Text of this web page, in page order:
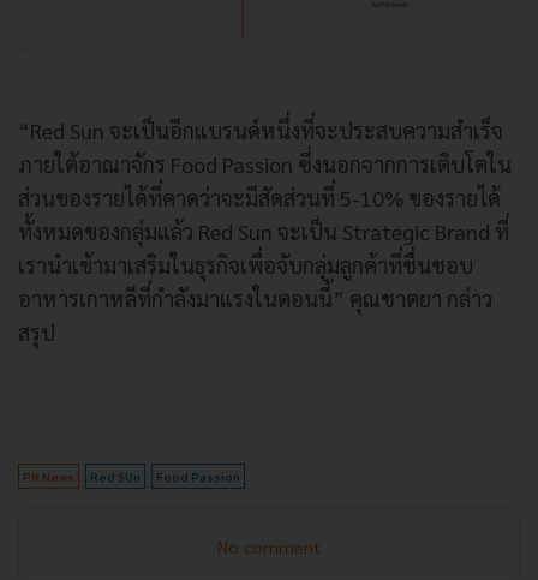
“Red Sun จะเป็นอีกแบรนด์หนึ่งที่จะประสบความสำเร็จ
ภายใต้อาณาจักร Food Passion ซึ่งนอกจากการเติบโตใน
ส่วนของรายได้ที่คาดว่าจะมีสัดส่วนที่ 5-10% ของรายได้
ทั้งหมดของกลุ่มแล้ว Red Sun จะเป็น Strategic Brand ที่
เรานำเข้ามาเสริมในธุรกิจเพื่อจับกลุ่มลูกค้าที่ชื่นชอบ
อาหารเกาหลีที่กำลังมาแรงในตอนนี้” คุณชาตยา กล่าว
สรุป
PR News Red SUn Food Passion
No comment